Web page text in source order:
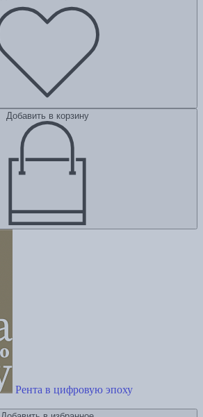
Добавить в корзину
Рента в цифровую эпоху